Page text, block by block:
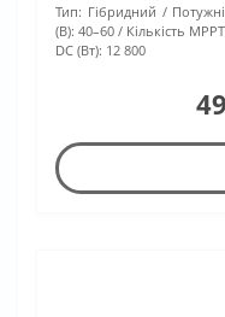
Тип: Гібридний
(В): 40–60 Кількість
DC (Вт): 12 800